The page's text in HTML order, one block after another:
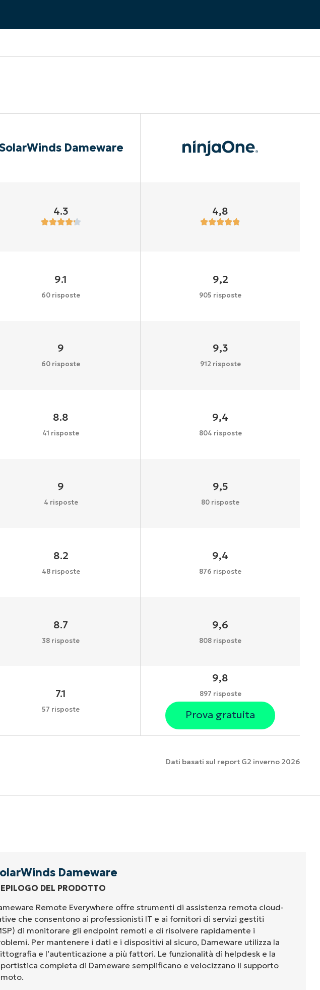
Dameware
4.3 4,8
9.1
60 risposte
9,2
905 risposte
9
60 risposte
9,3
912 risposte
8.8
41 risposte
9,4
804 risposte
9
4 risposte
9,5
80 risposte
8.2
48 risposte
9,4
876 risposte
8.7
38 risposte
9,6
808 risposte
7.1
57 risposte
9,8
897 risposte
Prova gratuita
Dati basati sul report G2 inverno 2026
Dameware
DEL PRODOTTO
Remote Everywhere offre strumenti di assistenza remota cloud-
che consentono ai professionisti IT e ai fornitori di servizi gestiti
di monitorare gli endpoint remoti e di risolvere rapidamente i
Per mantenere i dati e i dispositivi al sicuro, Dameware utilizza la
e l’autenticazione a più fattori. Le funzionalità di helpdesk e la
completa di Dameware semplificano e velocizzano il supporto